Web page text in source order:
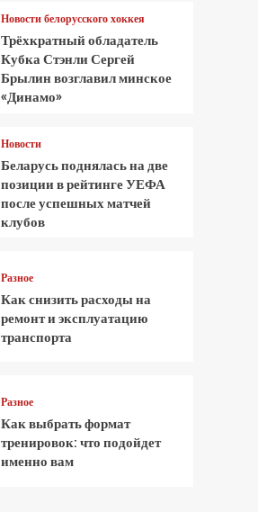
Новости белорусского хоккея
Трёхкратный обладатель
Кубка Стэнли Сергей
Брылин возглавил минское
«Динамо»
Новости
Беларусь поднялась на две
позиции в рейтинге УЕФА
после успешных матчей
клубов
Разное
Как снизить расходы на
ремонт и эксплуатацию
транспорта
Разное
Как выбрать формат
тренировок: что подойдет
именно вам